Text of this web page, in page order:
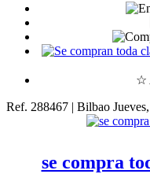
☆
Ref. 288467 | Bilbao
se compra